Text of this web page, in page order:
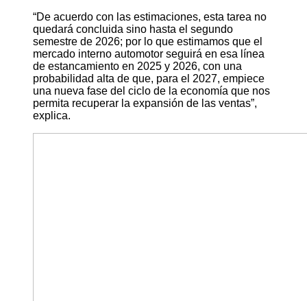
“De acuerdo con las estimaciones, esta tarea no
quedará concluida sino hasta el segundo
semestre de 2026; por lo que estimamos que el
mercado interno automotor seguirá en esa línea
de estancamiento en 2025 y 2026, con una
probabilidad alta de que, para el 2027, empiece
una nueva fase del ciclo de la economía que nos
permita recuperar la expansión de las ventas”,
explica.